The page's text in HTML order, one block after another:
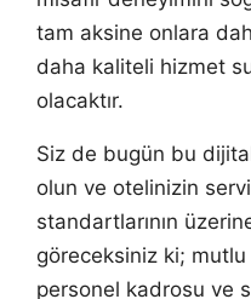
tam aksine onlara
daha kaliteli hizmet
olacaktır.
Siz de bugün bu
olun ve otelinizin
standartlarının
göreceksiniz ki;
personel kadrosu ve